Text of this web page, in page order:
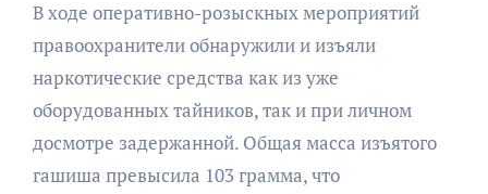
В ходе оперативно-розыскных мероприятий
правоохранители обнаружили и изъяли
наркотические средства как из уже
оборудованных тайников, так и при личном
досмотре задержанной. Общая масса изъятого
гашиша превысила 103 грамма, что